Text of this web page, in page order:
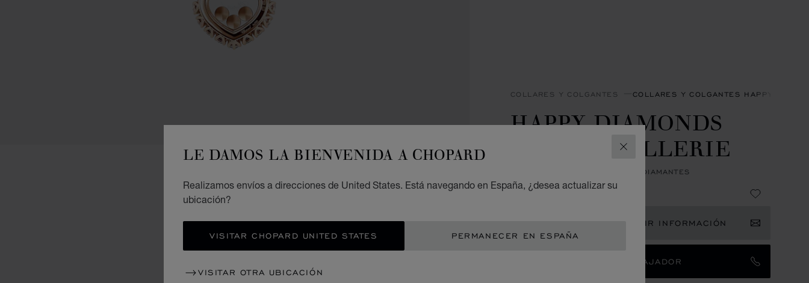
CERRAR
LE DAMOS LA BIENVENIDA A CHOPARD
Realizamos envíos a direcciones de United States. Está navegando en España, ¿desea actualizar su
ubicación?
VISITAR CHOPARD UNITED STATES PERMANECER EN ESPAÑA
VISITAR OTRA UBICACIÓN
COLLARES Y COLGANTES COLLARES Y COLGANTES HAPPY
HAPPY DIAMONDS
ICONS JOAILLERIE
COLGANTE, ORO ROSA ÉTICO, DIAMANTES
€ 10,200
REGÍSTRESE PARA RECIBIR INFORMACIÓN
CONTACTAR CON UN EMBAJADOR